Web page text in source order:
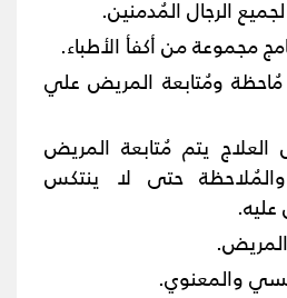
الرجال المُدمنين.
مجموعة من أكفأ الأطباء.
ومُتابعة المريض علي
العلاج يتم مُتابعة المريض
والمُلاحظة حتى لا ينتكس
والمعنوي.